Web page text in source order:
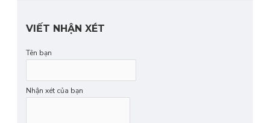
VIẾT NHẬN XÉT
Tên bạn
Nhận xét của bạn